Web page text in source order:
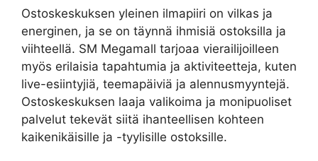
Ostoskeskuksen yleinen ilmapiiri on vilkas ja
energinen, ja se on täynnä ihmisiä ostoksilla ja
viihteellä. SM Megamall tarjoaa vierailijoilleen
myös erilaisia tapahtumia ja aktiviteetteja, kuten
live-esiintyjiä, teemapäiviä ja alennusmyyntejä.
Ostoskeskuksen laaja valikoima ja monipuoliset
palvelut tekevät siitä ihanteellisen kohteen
kaikenikäisille ja -tyylisille ostoksille.